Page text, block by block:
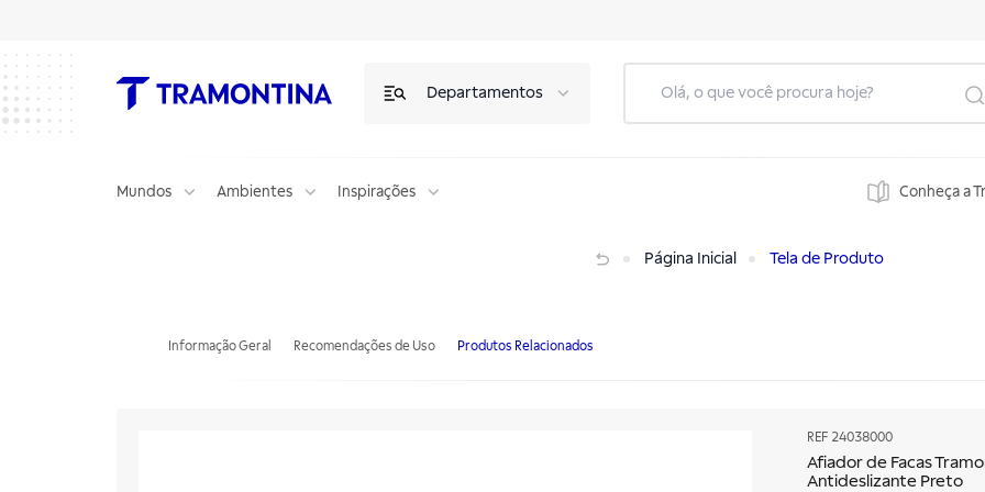
Departamentos
Mundos Ambientes Inspirações Conheça a
Página Inicial Tela de Produto
Informação Geral Recomendações de Uso Produtos Relacionados
REF 24038000
Afiador de Facas
Antideslizante Preto